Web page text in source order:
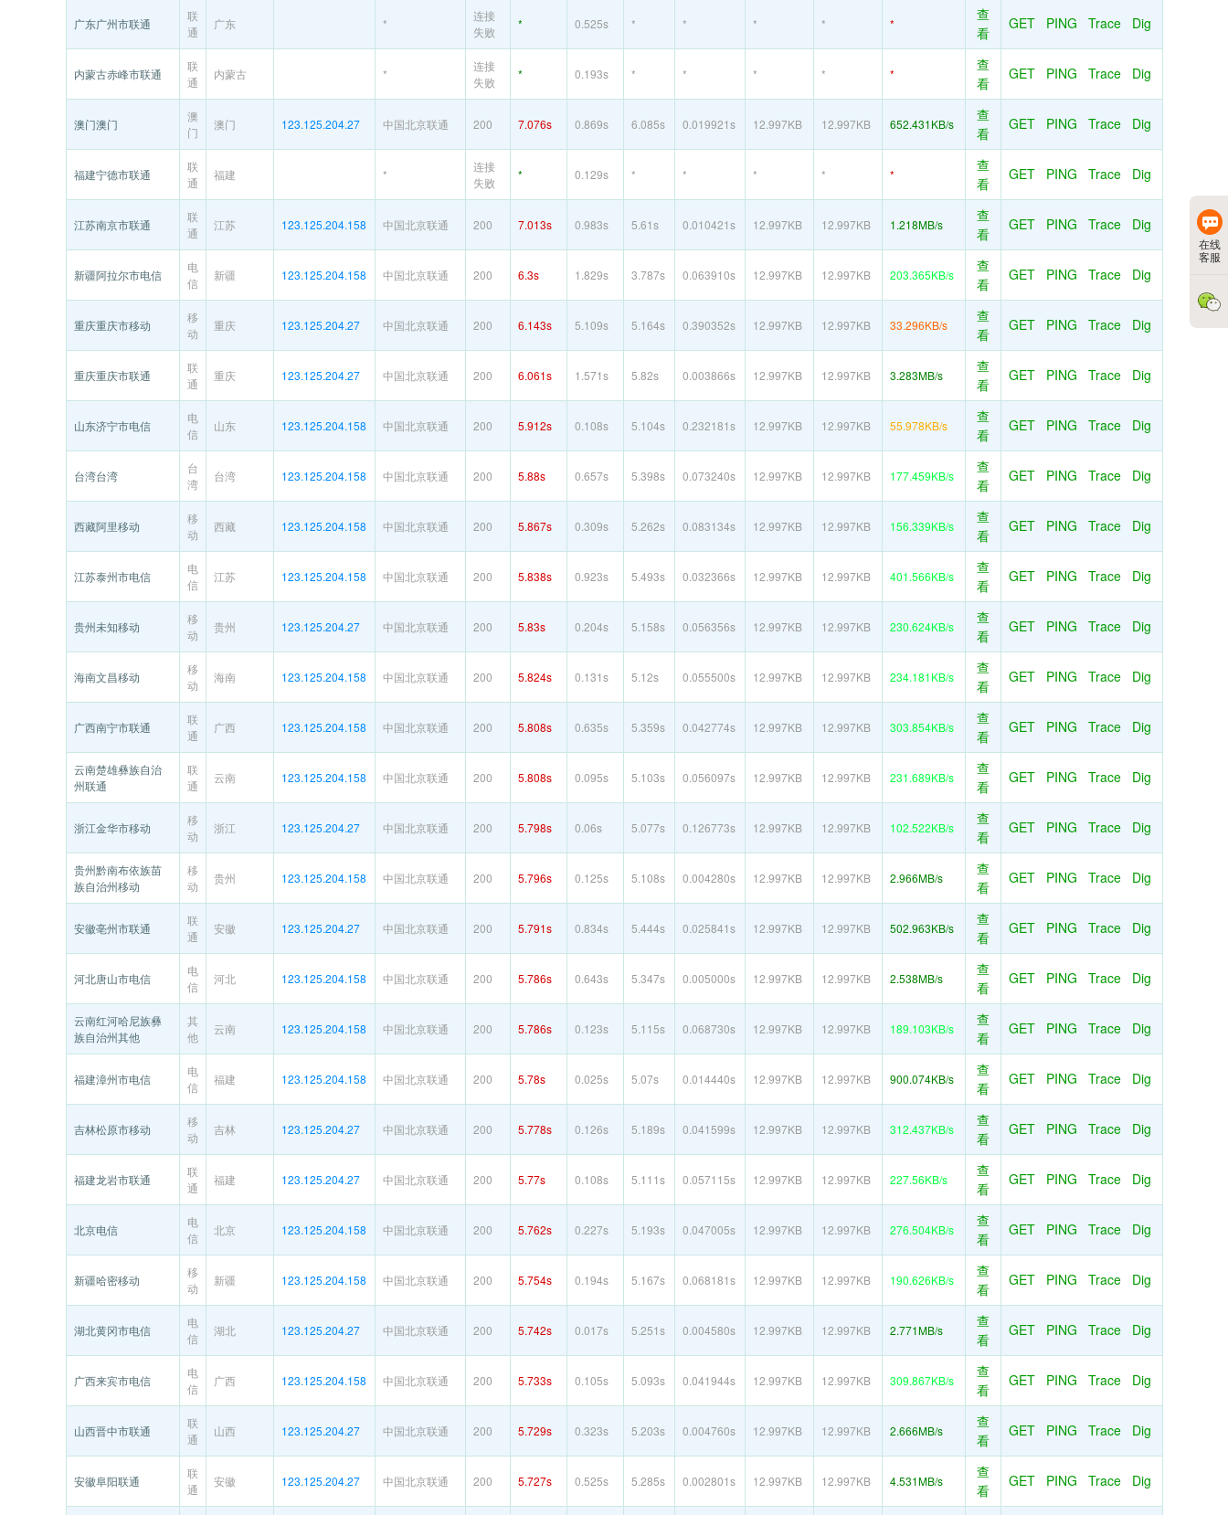
广东广州市联通
联
通
广东 *
连接
失败
* 0.525s * * * * *
查
看
GET PING Trace Dig
内蒙古赤峰市联通
联
通
内蒙古 *
连接
失败
* 0.193s * * * * *
查
看
GET PING Trace Dig
澳门澳门
澳
门
澳门 123.125.204.27 中国北京联通 200 7.076s 0.869s 6.085s 0.019921s 12.997KB 12.997KB 652.431KB/s
查
看
GET PING Trace Dig
福建宁德市联通
联
通
福建 *
连接
失败
* 0.129s * * * * *
查
看
GET PING Trace Dig
江苏南京市联通
联
通
江苏 123.125.204.158 中国北京联通 200 7.013s 0.983s 5.61s 0.010421s 12.997KB 12.997KB 1.218MB/s
查
看
GET PING Trace Dig
新疆阿拉尔市电信
电
信
新疆 123.125.204.158 中国北京联通 200 6.3s 1.829s 3.787s 0.063910s 12.997KB 12.997KB 203.365KB/s
查
看
GET PING Trace Dig
重庆重庆市移动
移
动
重庆 123.125.204.27 中国北京联通 200 6.143s 5.109s 5.164s 0.390352s 12.997KB 12.997KB 33.296KB/s
查
看
GET PING Trace Dig
重庆重庆市联通
联
通
重庆 123.125.204.27 中国北京联通 200 6.061s 1.571s 5.82s 0.003866s 12.997KB 12.997KB 3.283MB/s
查
看
GET PING Trace Dig
山东济宁市电信
电
信
山东 123.125.204.158 中国北京联通 200 5.912s 0.108s 5.104s 0.232181s 12.997KB 12.997KB 55.978KB/s
查
看
GET PING Trace Dig
台湾台湾
台
湾
台湾 123.125.204.158 中国北京联通 200 5.88s 0.657s 5.398s 0.073240s 12.997KB 12.997KB 177.459KB/s
查
看
GET PING Trace Dig
西藏阿里移动
移
动
西藏 123.125.204.158 中国北京联通 200 5.867s 0.309s 5.262s 0.083134s 12.997KB 12.997KB 156.339KB/s
查
看
GET PING Trace Dig
江苏泰州市电信
电
信
江苏 123.125.204.158 中国北京联通 200 5.838s 0.923s 5.493s 0.032366s 12.997KB 12.997KB 401.566KB/s
查
看
GET PING Trace Dig
贵州未知移动
移
动
贵州 123.125.204.27 中国北京联通 200 5.83s 0.204s 5.158s 0.056356s 12.997KB 12.997KB 230.624KB/s
查
看
GET PING Trace Dig
海南文昌移动
移
动
海南 123.125.204.158 中国北京联通 200 5.824s 0.131s 5.12s 0.055500s 12.997KB 12.997KB 234.181KB/s
查
看
GET PING Trace Dig
广西南宁市联通
联
通
广西 123.125.204.158 中国北京联通 200 5.808s 0.635s 5.359s 0.042774s 12.997KB 12.997KB 303.854KB/s
查
看
GET PING Trace Dig
云南楚雄彝族自治
州联通
联
通
云南 123.125.204.158 中国北京联通 200 5.808s 0.095s 5.103s 0.056097s 12.997KB 12.997KB 231.689KB/s
查
看
GET PING Trace Dig
浙江金华市移动
移
动
浙江 123.125.204.27 中国北京联通 200 5.798s 0.06s 5.077s 0.126773s 12.997KB 12.997KB 102.522KB/s
查
看
GET PING Trace Dig
贵州黔南布依族苗
族自治州移动
移
动
贵州 123.125.204.158 中国北京联通 200 5.796s 0.125s 5.108s 0.004280s 12.997KB 12.997KB 2.966MB/s
查
看
GET PING Trace Dig
安徽亳州市联通
联
通
安徽 123.125.204.27 中国北京联通 200 5.791s 0.834s 5.444s 0.025841s 12.997KB 12.997KB 502.963KB/s
查
看
GET PING Trace Dig
河北唐山市电信
电
信
河北 123.125.204.158 中国北京联通 200 5.786s 0.643s 5.347s 0.005000s 12.997KB 12.997KB 2.538MB/s
查
看
GET PING Trace Dig
云南红河哈尼族彝
族自治州其他
其
他
云南 123.125.204.158 中国北京联通 200 5.786s 0.123s 5.115s 0.068730s 12.997KB 12.997KB 189.103KB/s
查
看
GET PING Trace Dig
福建漳州市电信
电
信
福建 123.125.204.158 中国北京联通 200 5.78s 0.025s 5.07s 0.014440s 12.997KB 12.997KB 900.074KB/s
查
看
GET PING Trace Dig
吉林松原市移动
移
动
吉林 123.125.204.27 中国北京联通 200 5.778s 0.126s 5.189s 0.041599s 12.997KB 12.997KB 312.437KB/s
查
看
GET PING Trace Dig
福建龙岩市联通
联
通
福建 123.125.204.27 中国北京联通 200 5.77s 0.108s 5.111s 0.057115s 12.997KB 12.997KB 227.56KB/s
查
看
GET PING Trace Dig
北京电信
电
信
北京 123.125.204.158 中国北京联通 200 5.762s 0.227s 5.193s 0.047005s 12.997KB 12.997KB 276.504KB/s
查
看
GET PING Trace Dig
新疆哈密移动
移
动
新疆 123.125.204.158 中国北京联通 200 5.754s 0.194s 5.167s 0.068181s 12.997KB 12.997KB 190.626KB/s
查
看
GET PING Trace Dig
湖北黄冈市电信
电
信
湖北 123.125.204.27 中国北京联通 200 5.742s 0.017s 5.251s 0.004580s 12.997KB 12.997KB 2.771MB/s
查
看
GET PING Trace Dig
广西来宾市电信
电
信
广西 123.125.204.158 中国北京联通 200 5.733s 0.105s 5.093s 0.041944s 12.997KB 12.997KB 309.867KB/s
查
看
GET PING Trace Dig
山西晋中市联通
联
通
山西 123.125.204.27 中国北京联通 200 5.729s 0.323s 5.203s 0.004760s 12.997KB 12.997KB 2.666MB/s
查
看
GET PING Trace Dig
安徽阜阳联通
联
通
安徽 123.125.204.27 中国北京联通 200 5.727s 0.525s 5.285s 0.002801s 12.997KB 12.997KB 4.531MB/s
查
看
GET PING Trace Dig
在线
客服